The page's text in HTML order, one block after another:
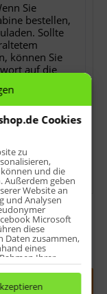
Sie
bestellen,
Sollte
können Sie
auf die
zusenden.
nicht
Cookies
zu
und die
Außerdem geben
Website an
und Analysen
Microsoft
diese
Daten zusammen,
eines
Ihrer
Nutzungsdaten
von Cookies
Sie auf den